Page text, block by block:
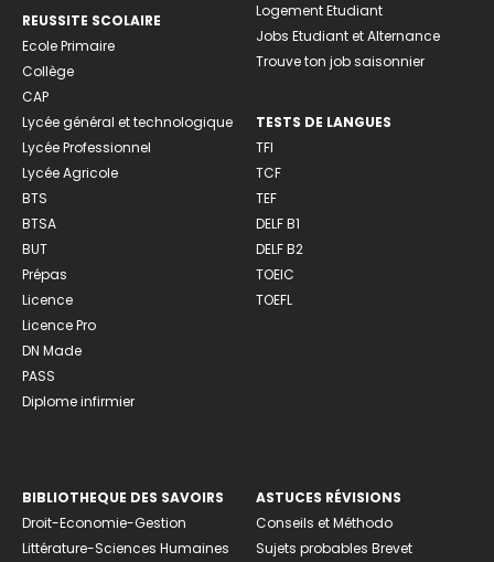
REUSSITE SCOLAIRE
Ecole Primaire
Collège
CAP
Lycée général et technologique
Lycée Professionnel
Lycée Agricole
BTS
BTSA
BUT
Prépas
Licence
Licence Pro
DN Made
PASS
Diplome infirmier
Logement Etudiant
Jobs Etudiant et Alternance
Trouve ton job saisonnier
TESTS DE LANGUES
TFI
TCF
TEF
DELF B1
DELF B2
TOEIC
TOEFL
BIBLIOTHEQUE DES SAVOIRS
Droit-Economie-Gestion
Littérature-Sciences Humaines
ASTUCES RÉVISIONS
Conseils et Méthodo
Sujets probables Brevet